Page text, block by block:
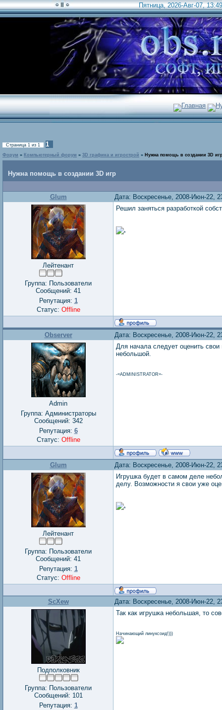
Пятница, 2026-Авг-07, 13:49
Главная
Страница 1 из 1 1
Форум » Компьютерный форум » 3D графика и игрострой » Нужна помощь в создании 3D
Нужна помощь в создании 3D игр
Glum Дата: Воскресенье, 2008-Июн-22,
Лейтенант
Группа: Пользователи
Сообщений: 41
Репутация: 1
Статус: Offline
Решил заняться разработкой
*
Observer Дата: Воскресенье, 2008-Июн-22,
Admin
Группа: Администраторы
Сообщений: 342
Репутация: 6
Статус: Offline
Для начала следует оценить
небольшой.
-=ADMINISTRATOR=-
Glum Дата: Воскресенье, 2008-Июн-22,
Лейтенант
Группа: Пользователи
Сообщений: 41
Репутация: 1
Статус: Offline
Игрушка будет в самом деле
делу. Возможности я свои уже
*
ScXew Дата: Воскресенье, 2008-Июн-22,
Подполковник
Группа: Пользователи
Сообщений: 101
Репутация: 1
Так как игрушка небольшая, то
Начинающий линуксоид!)))